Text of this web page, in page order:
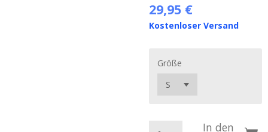
29,95 €
Kostenloser Versand
Größe
In den